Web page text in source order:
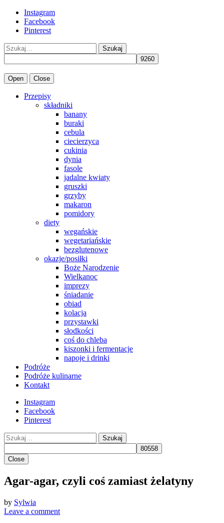
Instagram
Facebook
Pinterest
Szukaj
Open Close
Przepisy
składniki
banany
buraki
cebula
ciecierzyca
cukinia
dynia
fasole
jadalne kwiaty
gruszki
grzyby
makaron
pomidory
diety
wegańskie
wegetariańskie
bezglutenowe
okazje/posiłki
Boże Narodzenie
Wielkanoc
imprezy
śniadanie
obiad
kolacja
przystawki
słodkości
coś do chleba
kiszonki i fermentacje
napoje i drinki
Podróże
Podróże kulinarne
Kontakt
Instagram
Facebook
Pinterest
Szukaj
Close
Agar-agar, czyli coś zamiast żelatyny
by Sylwia
Leave a comment